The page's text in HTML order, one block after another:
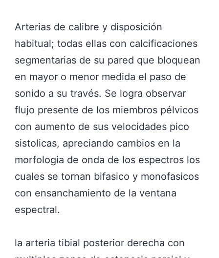
Arterias de calibre y disposición
habitual; todas ellas con calcificaciones
segmentarias de su pared que bloquean
en mayor o menor medida el paso de
sonido a su través. Se logra observar
flujo presente de los miembros pélvicos
con aumento de sus velocidades pico
sistolicas, apreciando cambios en la
morfologia de onda de los espectros los
cuales se tornan bifasico y monofasicos
con ensanchamiento de la ventana
espectral.
la arteria tibial posterior derecha con